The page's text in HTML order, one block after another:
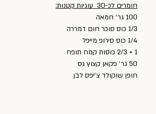
חומרים לכ-30  עוגיות קטנות:
100 גר׳ חמאה
1/3 כוס סוכר חום דמררה
1/4 כוס סירופ מייפל
1 + 2/3 כוסות קמח תופח
50 גר׳ פקאן קצוץ גס
חופן שוקולד צ׳יפס לבן